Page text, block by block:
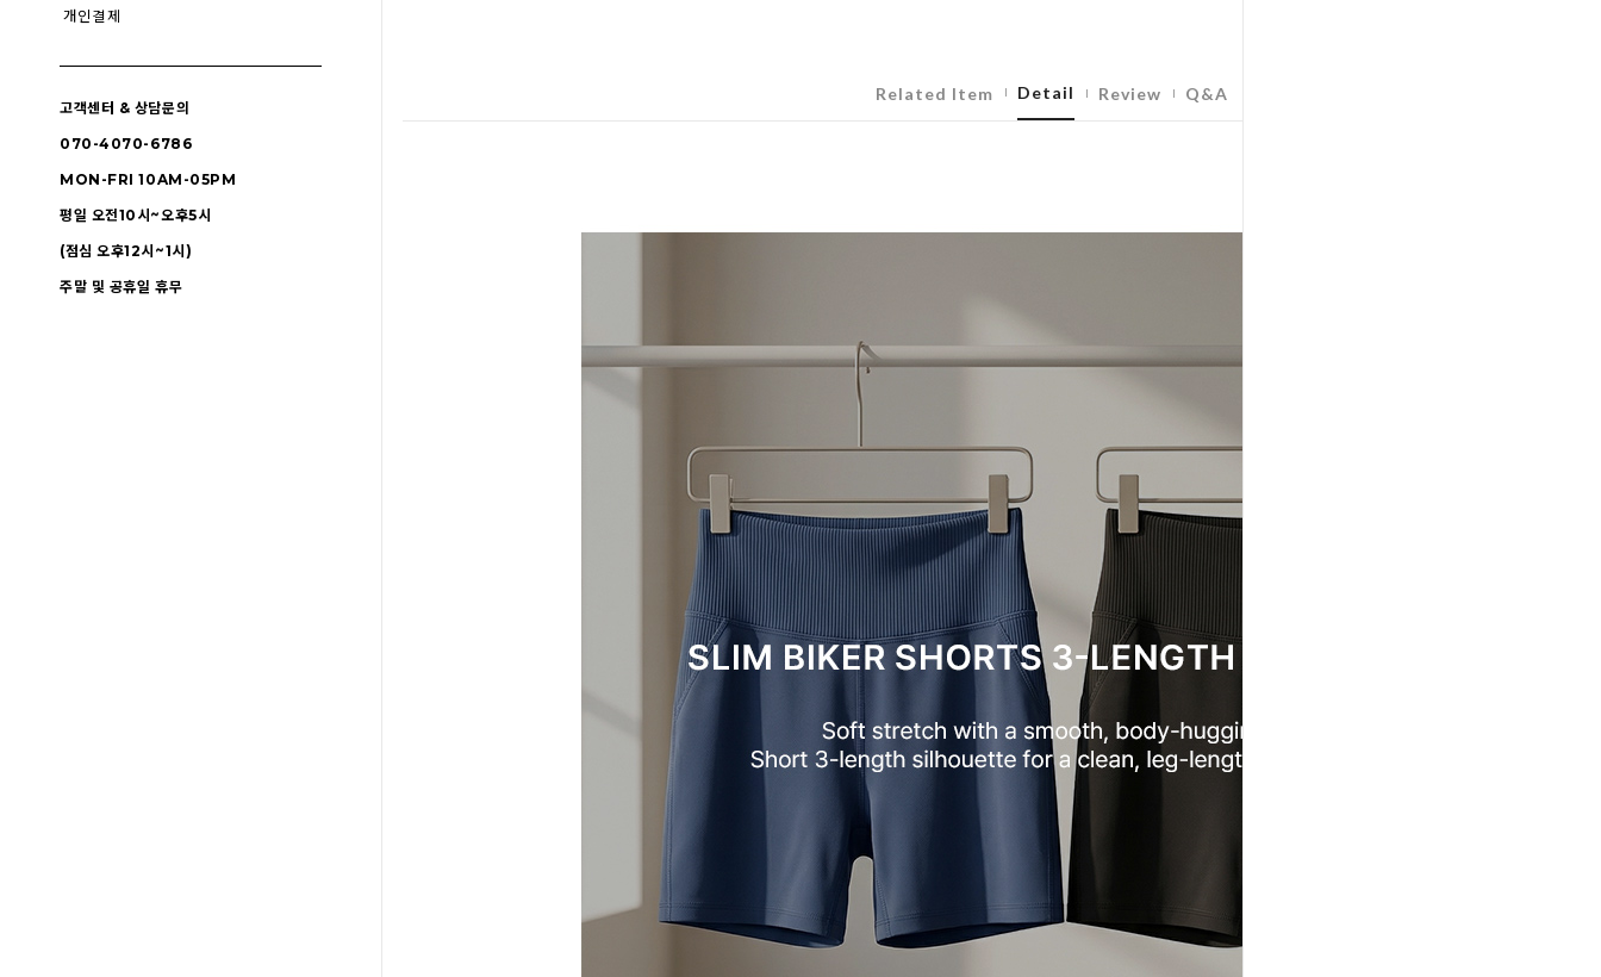
개인결제
고객센터 & 상담문의
070-4070-6786
MON-FRI 10AM-05PM
평일 오전10시~오후5시
(점심 오후12시~1시)
주말 및 공휴일 휴무
Related Item Detail Review Q&A